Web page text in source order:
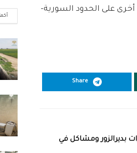
على الحدود السورية-
Share
بديرالزور ومشاكل في